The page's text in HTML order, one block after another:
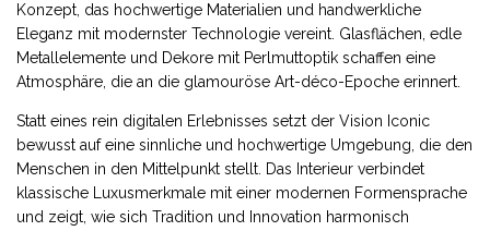
Konzept, das hochwertige Materialien und handwerkliche
Eleganz mit modernster Technologie vereint. Glasflächen, edle
Metallelemente und Dekore mit Perlmuttoptik schaffen eine
Atmosphäre, die an die glamouröse Art-déco-Epoche erinnert.
Statt eines rein digitalen Erlebnisses setzt der Vision Iconic
bewusst auf eine sinnliche und hochwertige Umgebung, die den
Menschen in den Mittelpunkt stellt. Das Interieur verbindet
klassische Luxusmerkmale mit einer modernen Formensprache
und zeigt, wie sich Tradition und Innovation harmonisch